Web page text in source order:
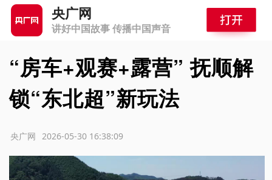
央广网
讲好中国故事 传播中国声音
“房车+观赛+露营” 抚顺解
锁“东北超”新玩法
2026-05-30 16:38:09
央广网